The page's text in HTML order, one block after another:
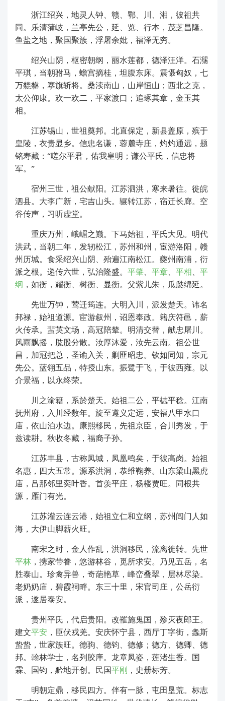
浙江绍兴，地灵人钟、赣、鄂、川、湘，彼祖共
同。乐清蒲岐，兰亭先公，延、览、行本，茂芝昌隆。
鱼盐之地，聚国聚族，浮屠余妣，福泽无穷。
绍兴山阴，枢密朝纲，丽水莲都，德泽汪洋。石瀃
平琪，当朝驸马，蟾宫摘桂，坦腹东床。震慑匈奴，七
万貔貅，搴旗斩将。桑渎南山，山岸恒山；西北之克，
太公仰康。欢一欢二，平家渡口；追琢其章，金玉其
相。
江苏锡山，世祖奠邦。北直保定，新县盖原，殡于
皇陵，衣贵显乡。信忠名谦，蓉麓寺庄，灼灼通远，题
铭寿藏： “嗟尔平君，佑我皇明；谦公平氏，信忠将
军。”
宿州三世，祖公献阳。江苏泗洪，寒来暑往。徙皖
泗县。大李广新，宅吉山头。辗转江苏，宿迁长廊。空
谷传声，习听虚堂。
重庆万州，峨嵋之巅。下马始祖，平氏大见。明代
洪武，当朝二年，发轫松江，苏州和州，宦游洛阳，赣
州历城。食采绍兴山阴、殆遍江南松江。夔州南浦，衍
派之根。递传六世，弘治隆盛。 平肇 平章 平相
平
纲 ，如衡，耀衡、树衡、显衡。父紫儿朱，瓜瓞绵延。
先世万钟，莺迁筠连。大明入川，派发楚天。讳名
邦禄，始祖道源。宦游叙州，诏恩奉政。籍庆符邑，薪
火传承。蜚英文场，高冠陪辇。明清交替，献忠屠川。
风雨飘摇，肱股分散。汝厚沐爱，汝先云南。祖公世
昌，加冠把总，圣谕入关，剿匪昭忠。钦如同知，宗元
先公。蓝翎五品，特授山东。振鹭于飞，于彼西雍。以
介景福，以永终荣。
川之渝籍，系於楚天。始祖二公，平梽平稔。江南
抚州府，入川经数年。旋至遵义定远，安福八甲水口
庙，依山泊水边。康熙移民，先祖京臣，合川秀发，于
兹读耕。秋收冬藏，福裔子孙。
江苏丰县，古称凤城，凤凰鸣矣，于彼高岗。始祖
名惠，四大五常。源系洪洞，恭维鞠养。山东梁山黑虎
庙，吕那邻里奕叶香。首羡平庄，杨楼贾旺。同根共
源，雁门有光。
江苏灌云连云港，始祖立仁和立纲，苏州闾门人如
海，大伊山脚薪火旺。
南宋之时，金人作乱，洪洞移民，流离徙转。先世
平林 ，携家带眷，悠游林谷，觅所求安。乃见五岳，名
胜泰山。珍禽异兽，奇葩艳草，峰峦叠翠，层林尽染。
老奶奶庙，碧霞祠畔。东三十里，宋官司庄，公岳衍
派，遂居泰安。
贵州平氏，代启贵阳。改罹施鬼国，殄灭夜郎王。
建文平安 ，臣伏戎羌。安庆怀宁县，西厅丁字街，螽斯
蛰蛰，世家族旺。德驹、德钧、德修；德方、德卿、德
邦。翰林学士，名列胶庠。龙章凤姿，莲渚生香。国
霖、国钧，黔地开创。民国平刚 ，史册标芳。
明朝定鼎，移民四方。伴有一脉，屯田垦荒。标志